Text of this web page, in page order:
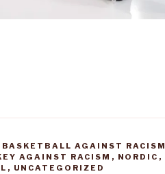
BASKETBALL AGAINST RACISM
AGAINST RACISM , NORDIC ,
, UNCATEGORIZED